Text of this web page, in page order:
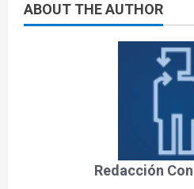
ABOUT THE AUTHOR
Redacción